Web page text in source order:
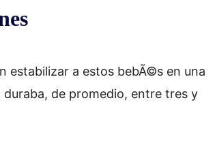
estabilizar a estos bebÃ©s en una
de promedio, entre tres y